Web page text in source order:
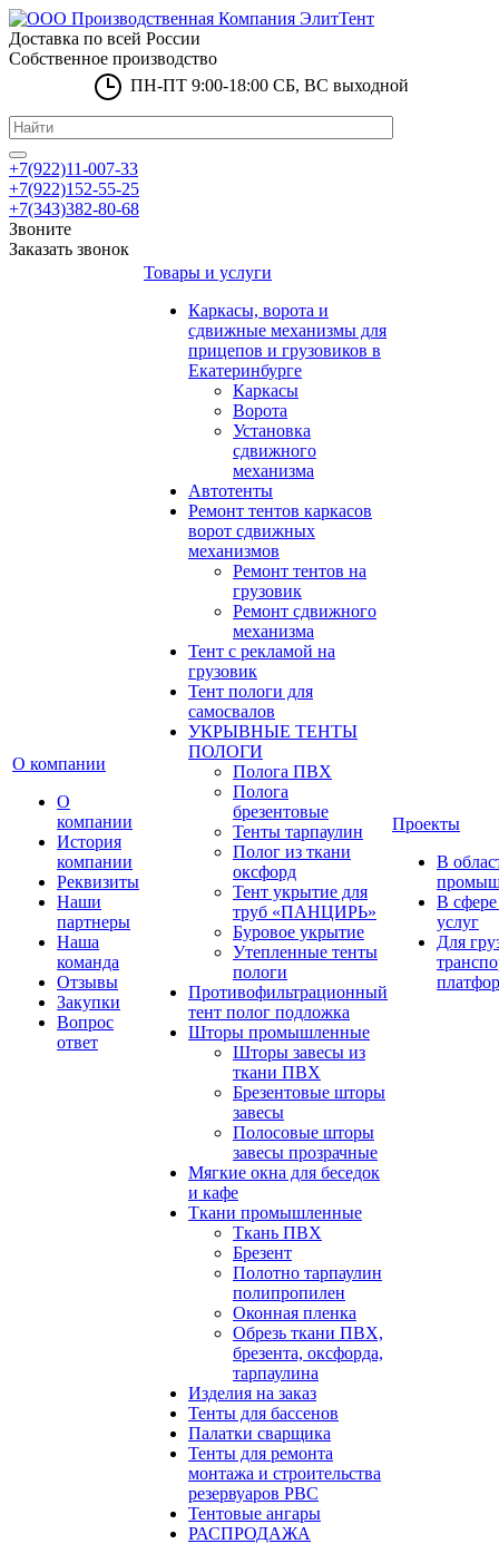
Доставка по всей России
Собственное производство
ПН-ПТ 9:00-18:00 СБ, ВС выходной
+7(922)11-007-33
+7(922)152-55-25
+7(343)382-80-68
Звоните
Заказать звонок
О компании
О
компании
История
компании
Реквизиты
Наши
партнеры
Наша
команда
Отзывы
Закупки
Вопрос
ответ
Товары и услуги
Каркасы, ворота и
сдвижные механизмы для
прицепов и грузовиков в
Екатеринбурге
Каркасы
Ворота
Установка
сдвижного
механизма
Автотенты
Ремонт тентов каркасов
ворот сдвижных
механизмов
Ремонт тентов на
грузовик
Ремонт сдвижного
механизма
Тент с рекламой на
грузовик
Тент пологи для
самосвалов
УКРЫВНЫЕ ТЕНТЫ
ПОЛОГИ
Полога ПВХ
Полога
брезентовые
Тенты тарпаулин
Полог из ткани
оксфорд
Тент укрытие для
труб «ПАНЦИРЬ»
Буровое укрытие
Утепленные тенты
пологи
Противофильтрационный
тент полог подложка
Шторы промышленные
Шторы завесы из
ткани ПВХ
Брезентовые шторы
завесы
Полосовые шторы
завесы прозрачные
Мягкие окна для беседок
и кафе
Ткани промышленные
Ткань ПВХ
Брезент
Полотно тарпаулин
полипропилен
Оконная пленка
Обрезь ткани ПВХ,
брезента, оксфорда,
тарпаулина
Изделия на заказ
Тенты для бассенов
Палатки сварщика
Тенты для ремонта
монтажа и строительства
резервуаров РВС
Тентовые ангары
РАСПРОДАЖА
Проекты
В
В сфере
услуг
Для